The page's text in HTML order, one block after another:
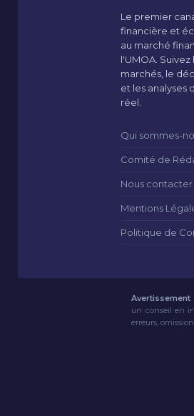
Le premier
financière et
au marché
l'UMOA.
marchés, le
et les analyses
réel.
Qui sommes-
Comité de
Nous contacter
Mentions
Politique de
Avertissement :
un conseil en
erreurs,